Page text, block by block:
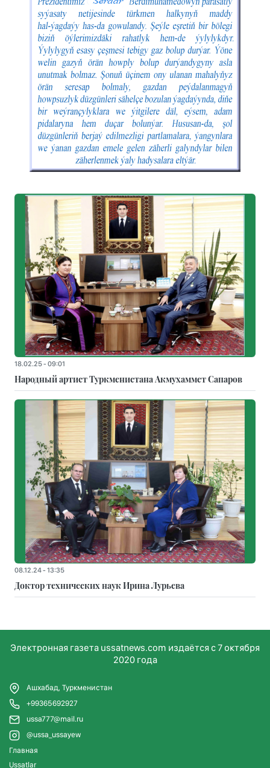
18.02.25 - 09:01
Народный артист Туркменистана Акмухаммет Сапаров
08.12.24 - 13:35
Доктор технических наук Ирина Лурьева
Электронная газета ussatnews.com издаётся с 7 октября
2020 года
Ашхабад, Туркменистан
+99365692927
ussa777@mail.ru
@ussa_ussayew
Главная
Ussatlar